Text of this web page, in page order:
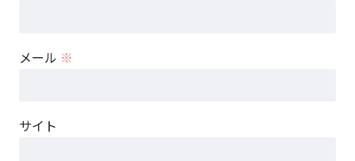
メール ※
サイト